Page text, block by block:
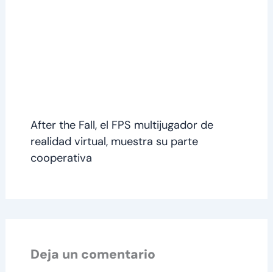
After the Fall, el FPS multijugador de
realidad virtual, muestra su parte
cooperativa
Deja un comentario